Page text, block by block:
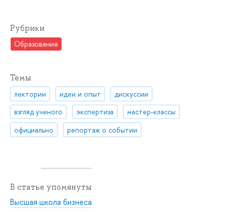
Рубрики
Образование
Темы
лектории идеи и опыт
дискуссии
взгляд ученого
экспертиза
мастер-классы
официально
репортаж о событии
В статье упомянуты
Высшая школа бизнеса